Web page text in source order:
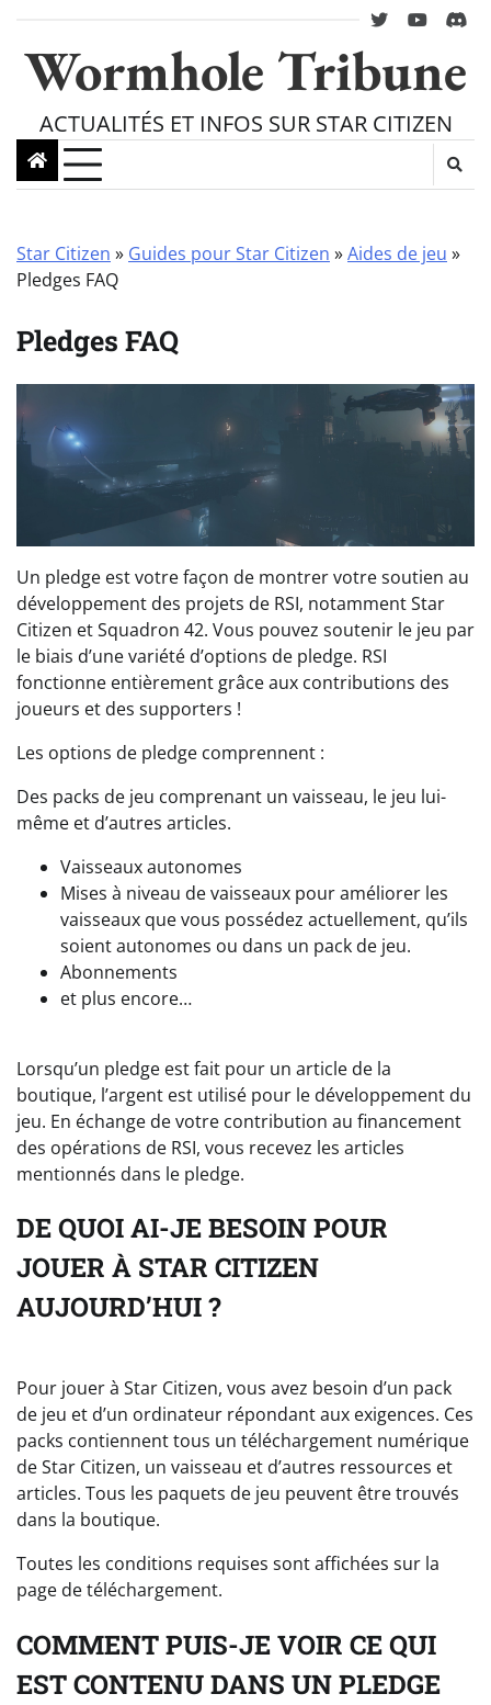
content
twitteryoutube
Wormhole Tribune
ACTUALITÉS ET INFOS SUR STAR CITIZEN
Star Citizen » Guides pour Star Citizen »Aides de jeu »
Pledges FAQ
Pledges FAQ
Un pledge est votre façon de montrer votre soutien au
développement des projets de RSI, notamment Star
Citizen et Squadron 42. Vous pouvez soutenir le jeu par
le biais d’une variété d’options de pledge. RSI
fonctionne entièrement grâce aux contributions des
joueurs et des supporters !
Les options de pledge comprennent :
Des packs de jeu comprenant un vaisseau, le jeu lui-
même et d’autres articles.
Vaisseaux autonomes
Mises à niveau de vaisseaux pour améliorer les
vaisseaux que vous possédez actuellement, qu’ils
soient autonomes ou dans un pack de jeu.
Abonnements
et plus encore…
Lorsqu’un pledge est fait pour un article de la
boutique, l’argent est utilisé pour le développement du
jeu. En échange de votre contribution au financement
des opérations de RSI, vous recevez les articles
mentionnés dans le pledge.
DE QUOI AI-JE BESOIN POUR
JOUER À STAR CITIZEN
AUJOURD’HUI ?
Pour jouer à Star Citizen, vous avez besoin d’un pack
de jeu et d’un ordinateur répondant aux exigences. Ces
packs contiennent tous un téléchargement numérique
de Star Citizen, un vaisseau et d’autres ressources et
articles. Tous les paquets de jeu peuvent être trouvés
dans la boutique.
Toutes les conditions requises sont affichées sur la
page de téléchargement.
COMMENT PUIS-JE VOIR CE QUI
EST CONTENU DANS UN PLEDGE